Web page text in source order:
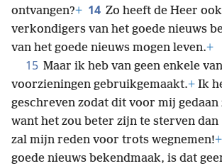
ontvangen?+ 14 Zo heeft de Heer
verkondigers van het goede nieuws
van het goede nieuws mogen leven.+
15 Maar ik heb van geen enkele
voorzieningen gebruikgemaakt.+ Ik
geschreven zodat dit voor mij gedaan
want het zou beter zijn te sterven dan
zal mijn reden voor trots wegnemen!+
goede nieuws bekendmaak, is dat